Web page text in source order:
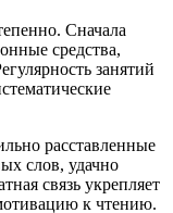
Сначала
средства,
занятий
расставленные
слов, удачно
связь укрепляет
к чтению.